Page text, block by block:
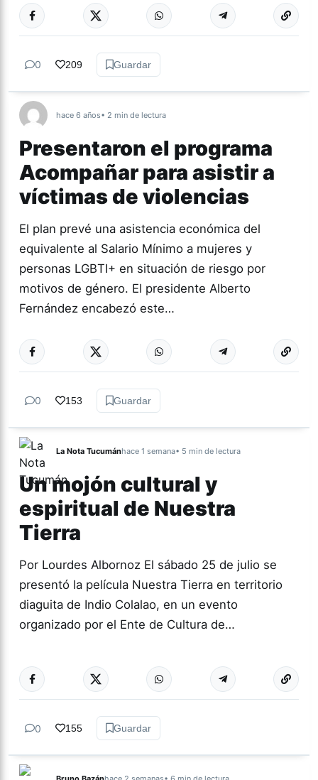
ACTUALIDAD Más
0 209 Guardar
hace 6 años• 2 min de lectura
Presentaron el programa
Acompañar para asistir a
víctimas de violencias
El plan prevé una asistencia económica del
equivalente al Salario Mínimo a mujeres y
personas LGBTI+ en situación de riesgo por
motivos de género. El presidente Alberto
Fernández encabezó este…
0 153 Guardar
La Nota Tucumánhace 1 semana• 5 min de lectura
Un mojón cultural y
espiritual de Nuestra
Tierra
Por Lourdes Albornoz El sábado 25 de julio se
presentó la película Nuestra Tierra en territorio
diaguita de Indio Colalao, en un evento
organizado por el Ente de Cultura de…
CULTURA Más
0 155 Guardar